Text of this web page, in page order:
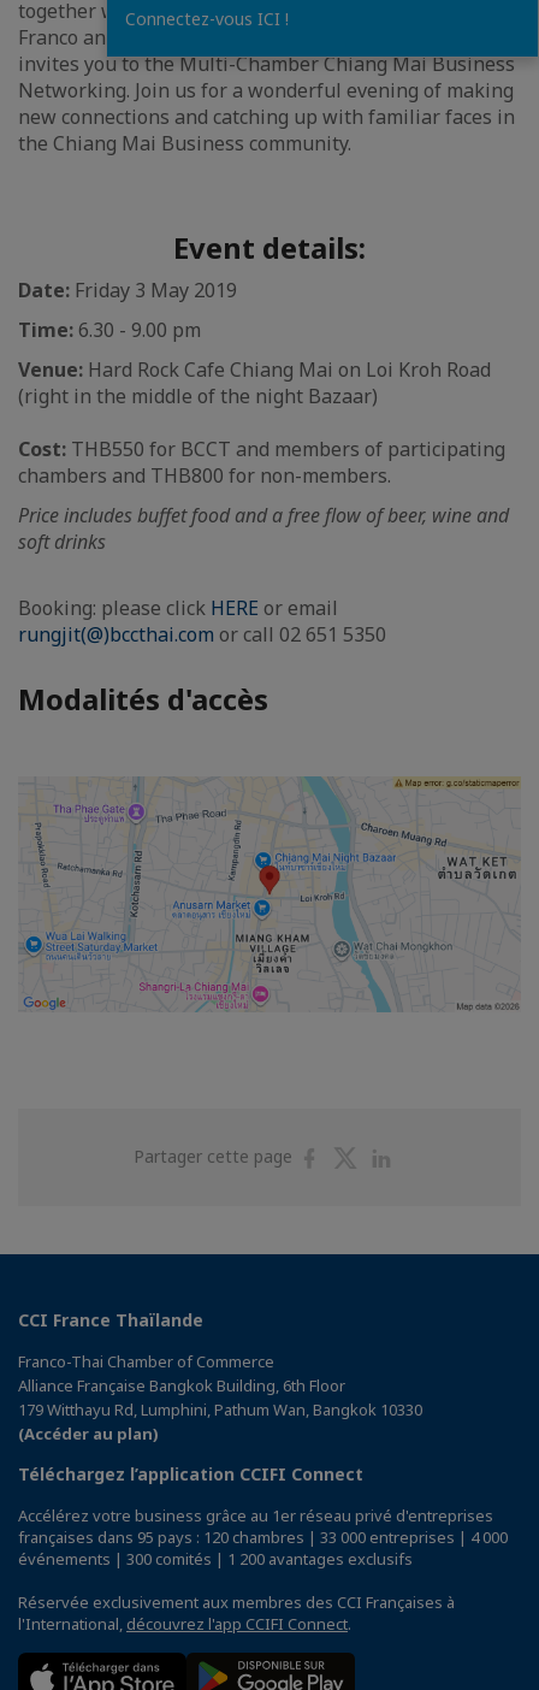
together with Australian, Canadian, Danish, EABC,
Franco and Singapore Chambers of Commerce, cordially
invites you to the Multi-Chamber Chiang Mai Business
Networking. Join us for a wonderful evening of making
new connections and catching up with familiar faces in
the Chiang Mai Business community.
Event details:
Date: Friday 3 May 2019
Time: 6.30 - 9.00 pm
Venue: Hard Rock Cafe Chiang Mai on Loi Kroh Road
(right in the middle of the night Bazaar)
Cost: THB550 for BCCT and members of participating
chambers and THB800 for non-members.
Price includes buffet food and a free flow of beer, wine and
soft drinks
Booking: please click HERE or email
rungjit(@)bccthai.com or call 02 651 5350
Modalités d'accès
Partager cette page
PartagerPartager
CCI France Thaïlande
Franco-Thai Chamber of Commerce
Alliance Française Bangkok Building, 6th Floor
179 Witthayu Rd, Lumphini, Pathum Wan, Bangkok 10330
(Accéder au plan)
Téléchargez l’application CCIFI Connect
Accélérez votre business grâce au 1er réseau privé d'entreprises
françaises dans 95 pays : 120 chambres | 33 000 entreprises | 4 000
événements | 300 comités | 1 200 avantages exclusifs
Réservée exclusivement aux membres des CCI Françaises à
l'International, découvrez l'app CCIFI Connect.
Connectez-vous ICI !